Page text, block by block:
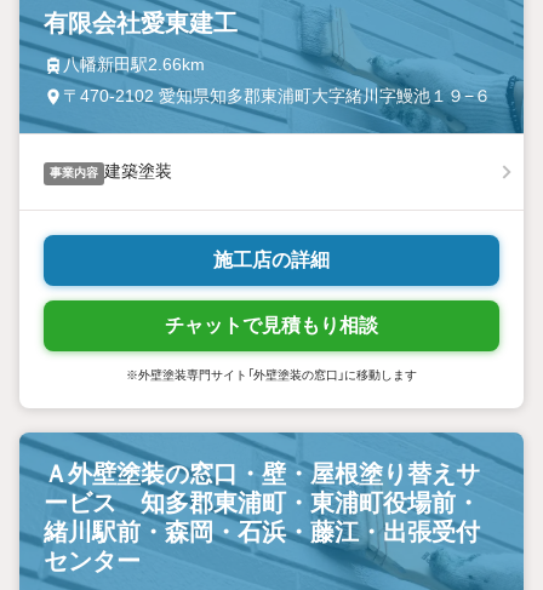
有限会社愛東建工
八幡新田駅2.66km
〒470-2102 愛知県知多郡東浦町大字緒川字鰻池１９−６
事業内容 建築塗装
施工店の詳細
チャットで見積もり相談
※外壁塗装専門サイト「外壁塗装の窓口」に移動します
Ａ外壁塗装の窓口・壁・屋根塗り替えサ
ービス 知多郡東浦町・東浦町役場前・
緒川駅前・森岡・石浜・藤江・出張受付
センター